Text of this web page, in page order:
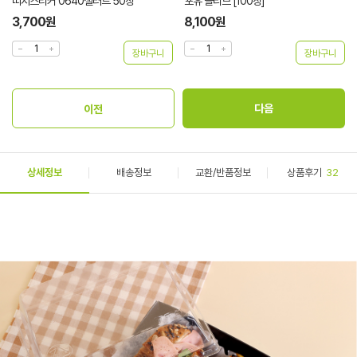
3,700원 8,100원
상세정보 배송정보 교환/반품정보 상품후기 32